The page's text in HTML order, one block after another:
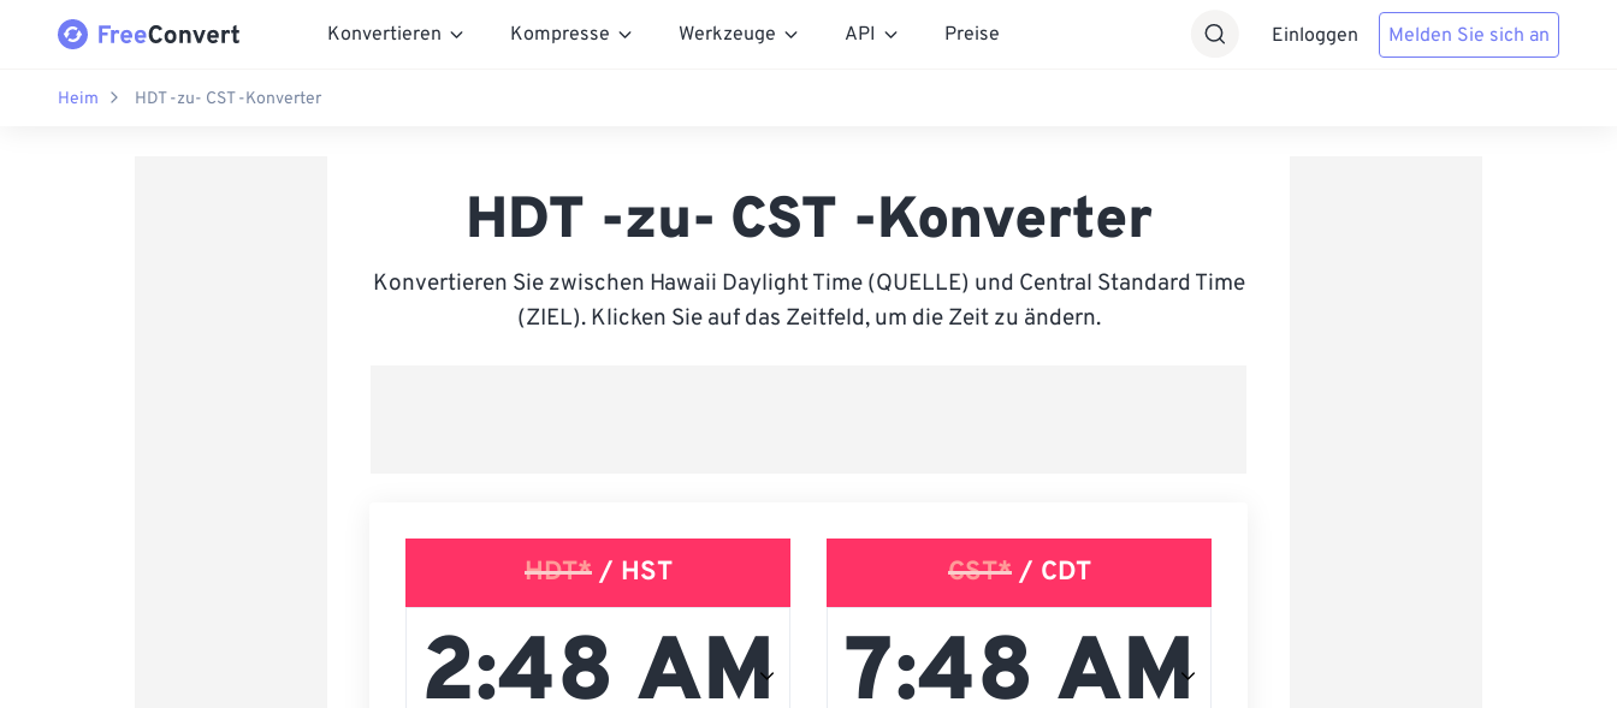
Konvertieren Kompresse Werkzeuge API Preise Einloggen Melden Sie sich an
Heim HDT -zu- CST -Konverter
HDT -zu- CST -Konverter
Konvertieren Sie zwischen Hawaii Daylight Time (QUELLE) und Central Standard Time
(ZIEL). Klicken Sie auf das Zeitfeld, um die Zeit zu ändern.
HDT*/ HST CST*/ CDT